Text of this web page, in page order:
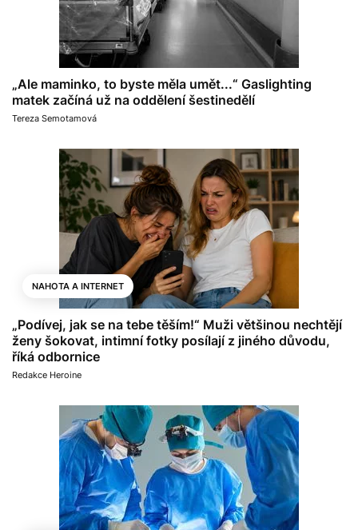
„Ale maminko, to byste měla umět...“ Gaslighting
matek začíná už na oddělení šestinedělí
Tereza Semotamová
NAHOTA A INTERNET
„Podívej, jak se na tebe těším!“ Muži většinou nechtějí
ženy šokovat, intimní fotky posílají z jiného důvodu,
říká odbornice
Redakce Heroine